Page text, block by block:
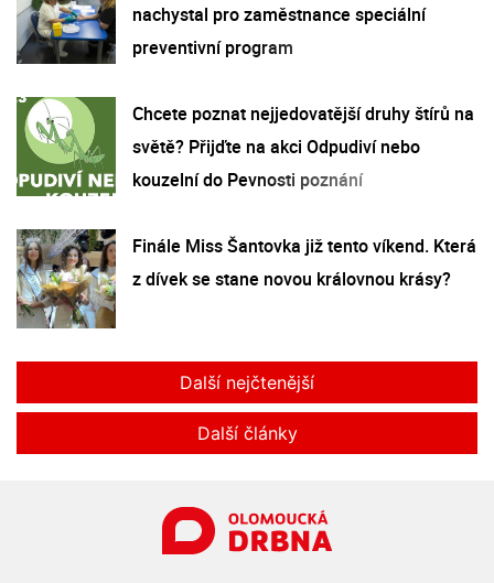
nachystal pro zaměstnance speciální
preventivní program
Chcete poznat nejjedovatější druhy štírů na
světě? Přijďte na akci Odpudiví nebo
kouzelní do Pevnosti poznání
Finále Miss Šantovka již tento víkend. Která
z dívek se stane novou královnou krásy?
Další nejčtenější
Další články